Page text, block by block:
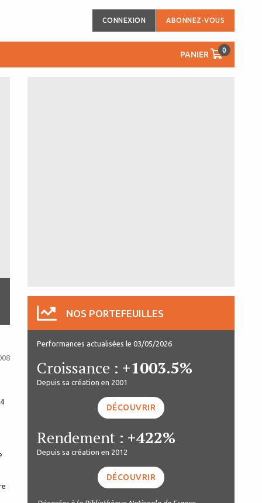
CONNEXION ABONNEZ-VOUS
PANIER 0
NOS PORTEFEUILLES
Performances actualisées le 03/05/2026
Croissance : +1003.5%
Depuis sa création en 2001
DÉCOUVRIR
Rendement : +422%
Depuis sa création en 2012
DÉCOUVRIR